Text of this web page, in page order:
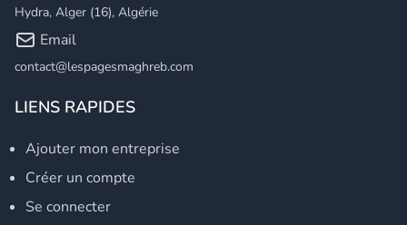
Hydra, Alger (16), Algérie
Email
contact@lespagesmaghreb.com
LIENS RAPIDES
Ajouter mon entreprise
Créer un compte
Se connecter